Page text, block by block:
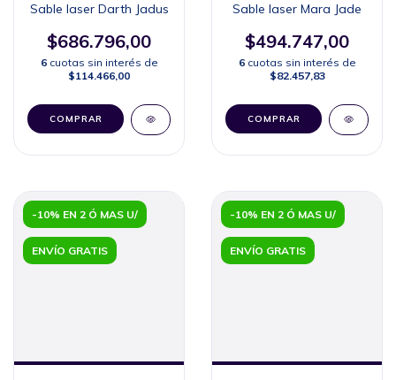
Sable laser Darth Jadus
$686.796,00
6 cuotas sin interés de
$114.466,00
COMPRAR
Sable laser Mara Jade
$494.747,00
6 cuotas sin interés de
$82.457,83
COMPRAR
-10% EN 2 Ó MAS U/
ENVÍO GRATIS
-10% EN 2 Ó MAS U/
ENVÍO GRATIS